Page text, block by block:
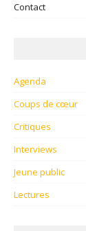
Contact
Agenda
Coups de cœur
Critiques
Interviews
Jeune public
Lectures